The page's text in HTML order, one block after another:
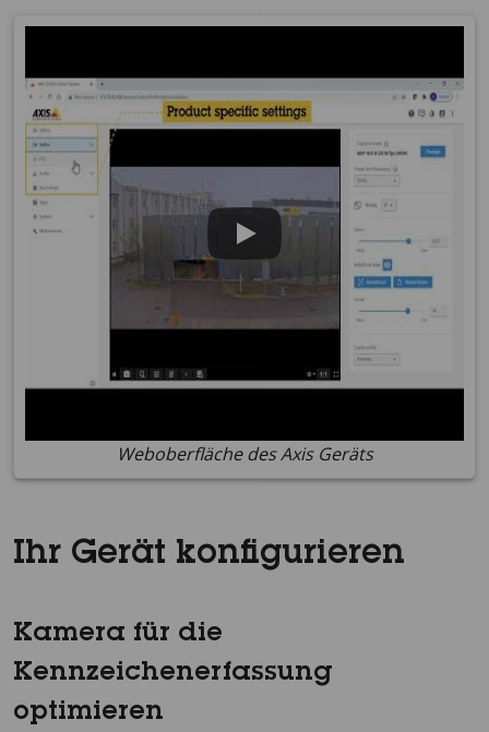
Weboberfläche des Axis Geräts
Ihr Gerät konfigurieren
Kamera für die
Kennzeichenerfassung
optimieren